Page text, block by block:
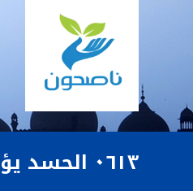
٠٦١٣ الحسد يؤذي الحاسد قبل غيره